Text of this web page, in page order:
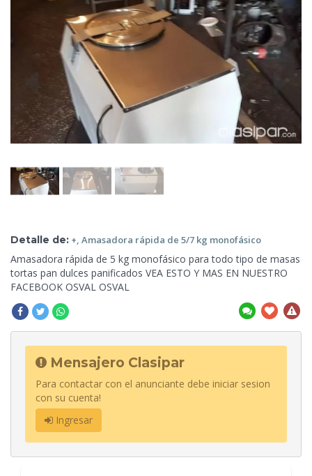
Detalle de: +, Amasadora rápida de 5/7 kg monofásico
Amasadora rápida de 5 kg monofásico para todo tipo de masas
tortas pan dulces panificados VEA ESTO Y MAS EN NUESTRO
FACEBOOK OSVAL OSVAL
Mensajero Clasipar
Para contactar con el anunciante debe iniciar sesion
con su cuenta!
Ingresar